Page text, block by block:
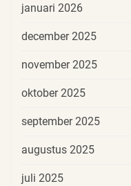
januari 2026
december 2025
november 2025
oktober 2025
september 2025
augustus 2025
juli 2025